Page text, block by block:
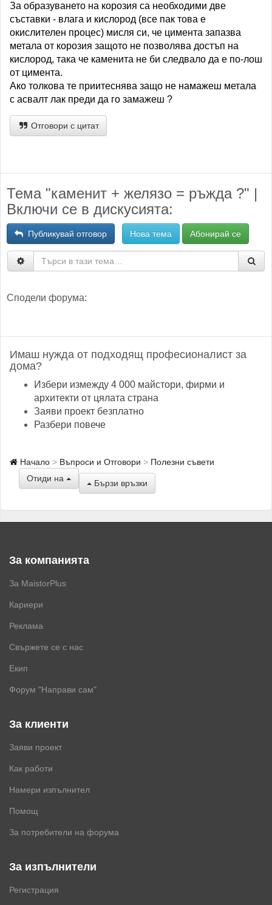
За образуването на корозия са необходими две
съставки - влага и кислород (все пак това е
окислителен процес) мисля си, че цимента запазва
метала от корозия защото не позволява достъп на
кислород, така че каменита не би следвало да е по-лош
от цимента.
Ако толкова те приитеснява защо не намажеш метала
с асвалт лак преди да го замажеш ?
Отговори с цитат
Тема "каменит + желязо = ръжда ?" |
Включи се в дискусията:
Публикувай отговор Нова тема Абонирай се
Сподели форума:
Имаш нужда от подходящ професионалист за
дома?
Избери измежду 4 000 майстори, фирми и
архитекти от цялата страна
Заяви проект безплатно
Разбери повече
Начало Въпроси и Отговори
Полезни съвети
Отиди на
Бързи връзки
За компанията
За MaistorPlus
Кариери
Реклама
Свържете се с нас
Екип
Форум "Направи сам"
За клиенти
Заяви проект
Как работи
Намери изпълнител
Помощ
За потребители на форума
За изпълнители
Регистрация